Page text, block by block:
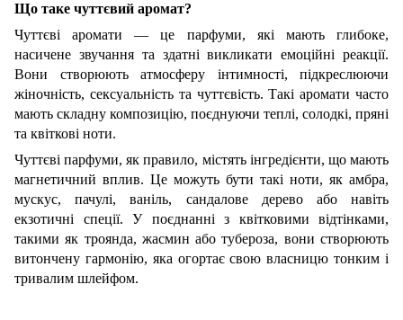
Що таке чуттєвий аромат?
Чуттєві аромати — це парфуми, які мають глибоке,
насичене звучання та здатні викликати емоційні реакції.
Вони створюють атмосферу інтимності, підкреслюючи
жіночність, сексуальність та чуттєвість. Такі аромати часто
мають складну композицію, поєднуючи теплі, солодкі, пряні
та квіткові ноти.
Чуттєві парфуми, як правило, містять інгредієнти, що мають
магнетичний вплив. Це можуть бути такі ноти, як амбра,
мускус, пачулі, ваніль, сандалове дерево або навіть
екзотичні спеції. У поєднанні з квітковими відтінками,
такими як троянда, жасмин або тубероза, вони створюють
витончену гармонію, яка огортає свою власницю тонким і
тривалим шлейфом.